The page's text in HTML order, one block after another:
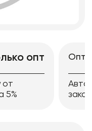
опт
от
5%